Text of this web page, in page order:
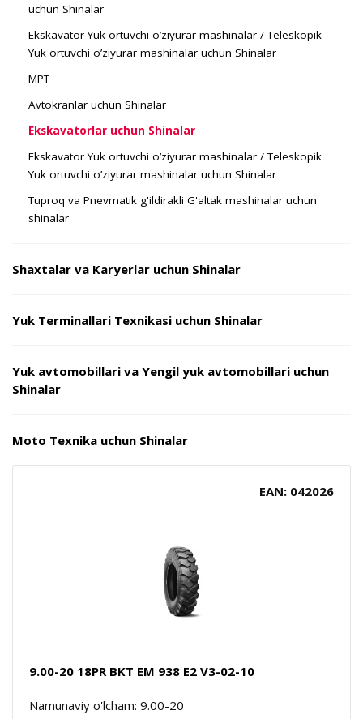
uchun Shinalar
Ekskavator Yuk ortuvchi o’ziyurar mashinalar / Teleskopik
Yuk ortuvchi o’ziyurar mashinalar uchun Shinalar
MPT
Avtokranlar uchun Shinalar
Ekskavatorlar uchun Shinalar
Ekskavator Yuk ortuvchi o’ziyurar mashinalar / Teleskopik
Yuk ortuvchi o’ziyurar mashinalar uchun Shinalar
Tuproq va Pnevmatik g'ildirakli G'altak mashinalar uchun
shinalar
Shaxtalar va Karyerlar uchun Shinalar
Yuk Terminallari Texnikasi uchun Shinalar
Yuk avtomobillari va Yengil yuk avtomobillari uchun
Shinalar
Moto Texnika uchun Shinalar
EAN: 042026
9.00-20 18PR BKT EM 938 E2 V3-02-10
Namunaviy o'lcham: 9.00-20